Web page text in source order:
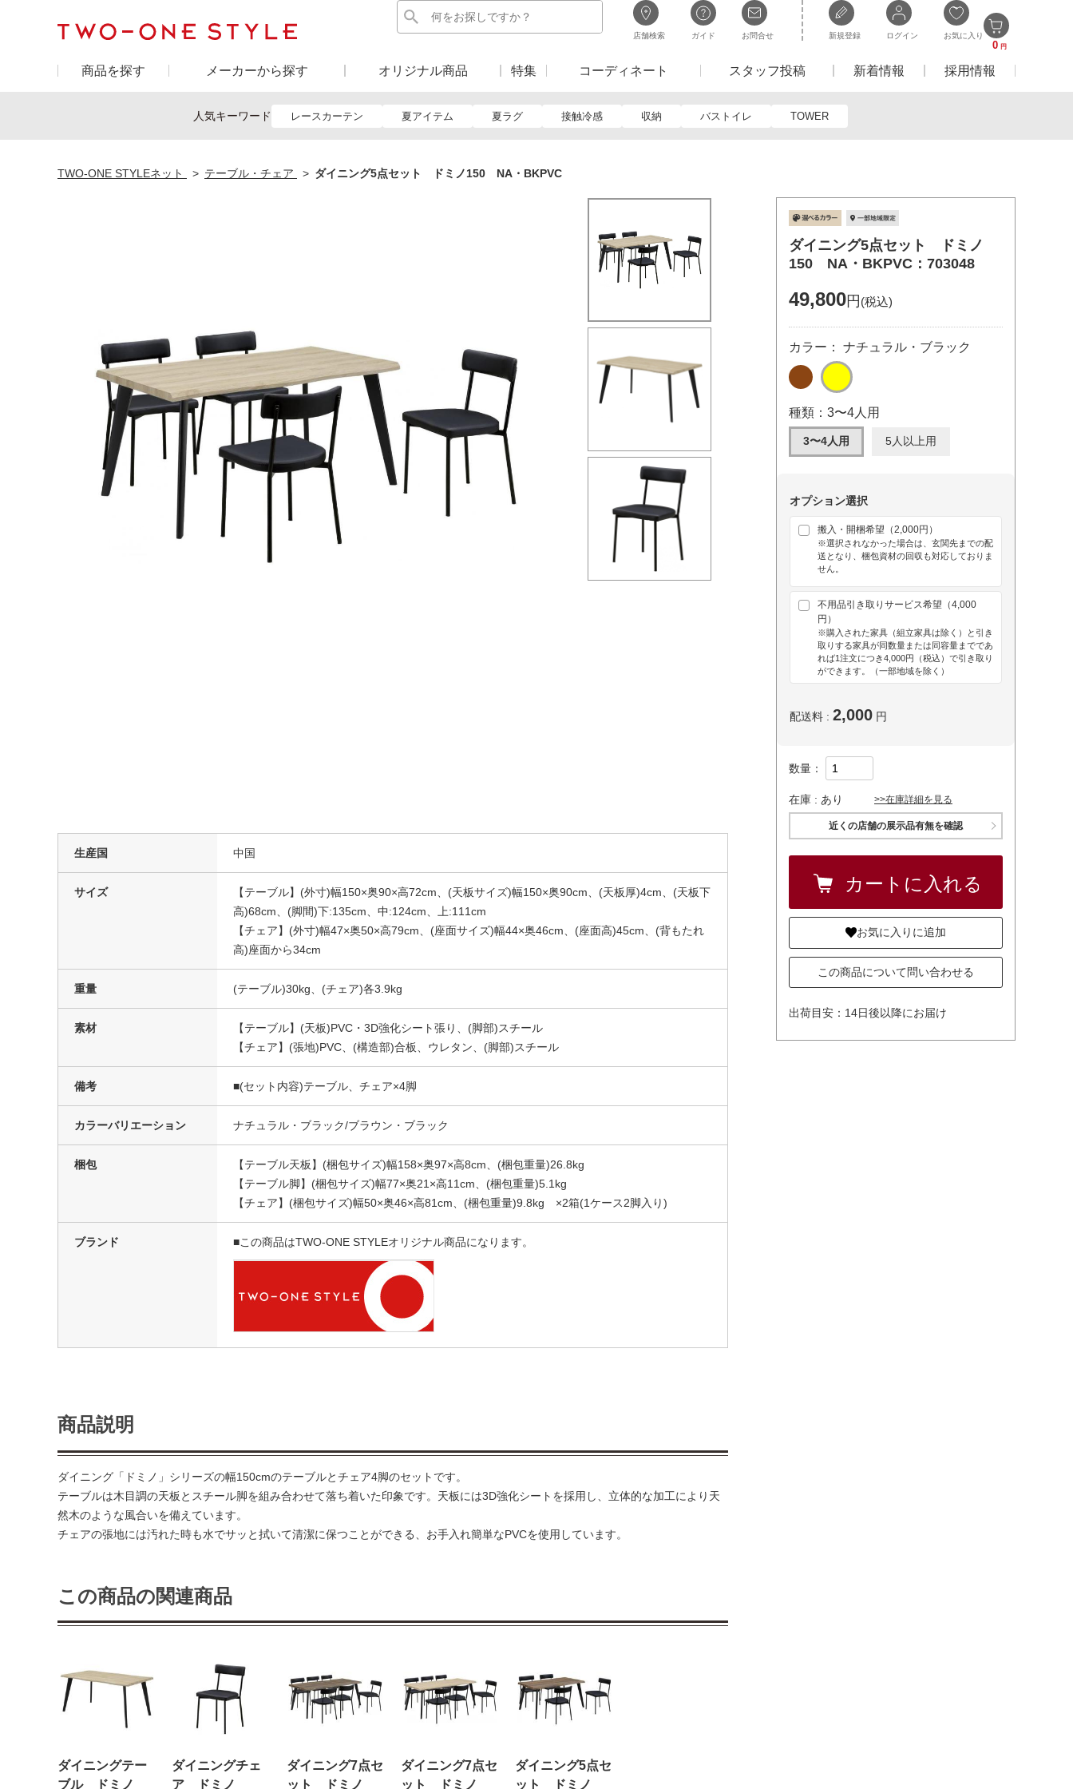
店舗検索 ガイド お問合せ 新規登録 ログイン お気に入り
0 円
商品を探す メーカーから探す オリジナル商品 特集 コーディネート スタッフ投稿 新着情報 採用情報
人気キーワード レースカーテン 夏アイテム 夏ラグ 接触冷感 収納 バストイレ TOWER
ダイニング5点セット ドミノ
150 NA・BKPVC：703048
49,800円 (税込)
カラー： ナチュラル・ブラック
種類：3〜4人用
3〜4人用 5人以上用
オプション選択
搬入・開梱希望（2,000円）
※選択されなかった場合は、玄関先までの配
送となり、梱包資材の回収も対応しておりま
せん。
不用品引き取りサービス希望（4,000
円）
※購入された家具（組立家具は除く）と引き
取りする家具が同数量または同容量までであ
れば1注文につき4,000円（税込）で引き取り
ができます。（一部地域を除く）
配送料 : 2,000 円
数量：
在庫 : あり >>在庫詳細を見る
近くの店舗の展示品有無を確認
お気に入りに追加
この商品について問い合わせる
出荷目安：14日後以降にお届け
TWO-ONE STYLEネット テーブル・チェア ダイニング5点セット ドミノ150 NA・BKPVC
生産国 中国
サイズ
【テーブル】(外寸)幅150×奥90×高72cm、(天板サイズ)幅150×奥90cm、(天板厚)4cm、(天板下
高)68cm、(脚間)下:135cm、中:124cm、上:111cm
【チェア】(外寸)幅47×奥50×高79cm、(座面サイズ)幅44×奥46cm、(座面高)45cm、(背もたれ
高)座面から34cm
重量 (テーブル)30kg、(チェア)各3.9kg
素材
【テーブル】(天板)PVC・3D強化シート張り、(脚部)スチール
【チェア】(張地)PVC、(構造部)合板、ウレタン、(脚部)スチール
備考 ■(セット内容)テーブル、チェア×4脚
カラーバリエーション ナチュラル・ブラック/ブラウン・ブラック
梱包
【テーブル天板】(梱包サイズ)幅158×奥97×高8cm、(梱包重量)26.8kg
【テーブル脚】(梱包サイズ)幅77×奥21×高11cm、(梱包重量)5.1kg
【チェア】(梱包サイズ)幅50×奥46×高81cm、(梱包重量)9.8kg ×2箱(1ケース2脚入り)
ブランド ■この商品はTWO-ONE STYLEオリジナル商品になります。
商品説明
ダイニング「ドミノ」シリーズの幅150cmのテーブルとチェア4脚のセットです。
テーブルは木目調の天板とスチール脚を組み合わせて落ち着いた印象です。天板には3D強化シートを採用し、立体的な加工により天
然木のような風合いを備えています。
チェアの張地には汚れた時も水でサッと拭いて清潔に保つことができる、お手入れ簡単なPVCを使用しています。
この商品の関連商品
ダイニングテー
ブル ドミノ
ダイニングチェ
ア ドミノ
ダイニング7点セ
ット ドミノ
ダイニング7点セ
ット ドミノ
ダイニング5点セ
ット ドミノ